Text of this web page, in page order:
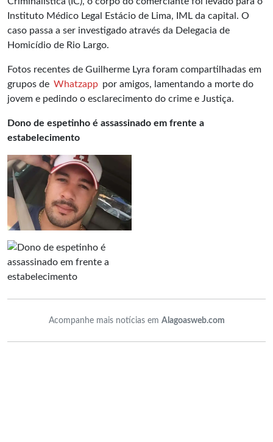
Instituto Médico Legal Estácio de Lima, IML da capital. O
caso passa a ser investigado através da Delegacia de
Homicídio de Rio Largo.
Fotos recentes de Guilherme Lyra foram compartilhadas em
grupos de Whatzapp por amigos, lamentando a morte do
jovem e pedindo o esclarecimento do crime e Justiça.
Dono de espetinho é assassinado em frente a
estabelecimento
Acompanhe mais notícias em Alagoasweb.com